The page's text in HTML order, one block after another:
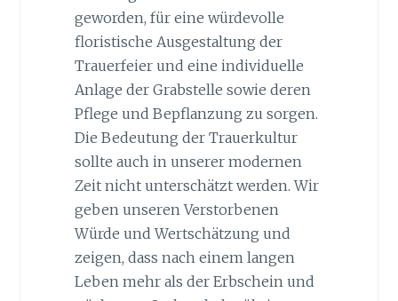
geworden, für eine würdevolle
floristische Ausgestaltung der
Trauerfeier und eine individuelle
Anlage der Grabstelle sowie deren
Pflege und Bepflanzung zu sorgen.
Die Bedeutung der Trauerkultur
sollte auch in unserer modernen
Zeit nicht unterschätzt werden. Wir
geben unseren Verstorbenen
Würde und Wertschätzung und
zeigen, dass nach einem langen
Leben mehr als der Erbschein und